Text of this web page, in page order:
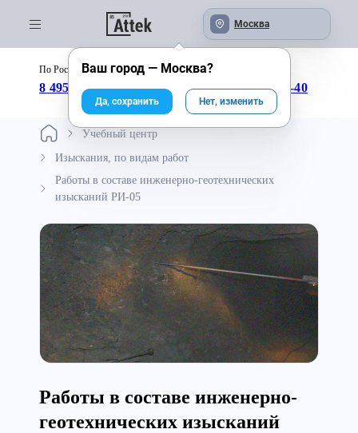
Москва
По России бесплатно:
8 495 246-04-43 8 800 333-25-40
Учебный центр
Изыскания, по видам работ
Работы в составе инженерно-геотехнических
изысканий РИ-05
Работы в составе инженерно-
геотехнических изысканий
Ваш город — Москва?
Да, сохранить Нет, изменить